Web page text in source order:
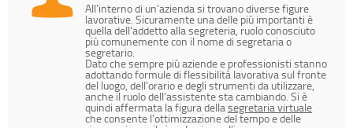
All’interno di un’azienda si trovano diverse figure
lavorative. Sicuramente una delle più importanti è
quella dell’addetto alla segreteria, ruolo conosciuto
più comunemente con il nome di segretaria o
segretario.
Dato che sempre più aziende e professionisti stanno
adottando formule di flessibilità lavorativa sul fronte
del luogo, dell’orario e degli strumenti da utilizzare,
anche il ruolo dell’assistente sta cambiando. Si è
quindi affermata la figura dellasegretaria virtuale
che consente l’ottimizzazione del tempo e delle